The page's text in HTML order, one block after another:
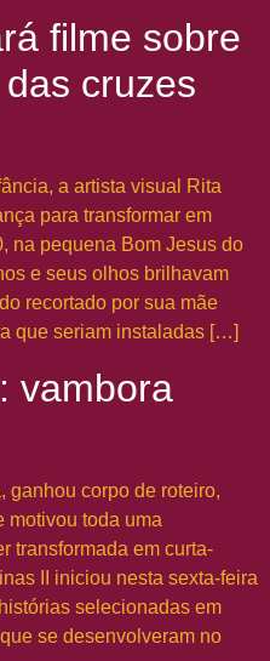
filme sobre
cruzes
a artista visual Rita
para transformar em
na pequena Bom Jesus do
e seus olhos brilhavam
recortado por sua mãe
que seriam instaladas […]
vambora
ganhou corpo de roteiro,
motivou toda uma
transformada em curta-
II iniciou nesta sexta-feira
selecionadas em
se desenvolveram no